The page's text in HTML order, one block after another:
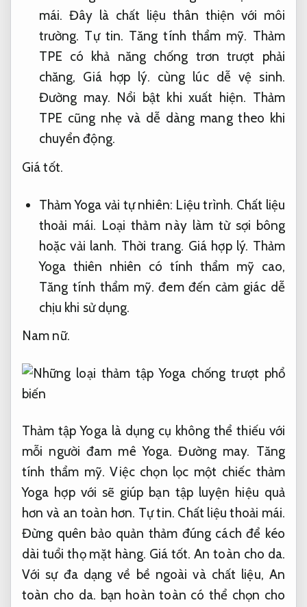
mái. Đây là chất liệu thân thiện với môi
trường. Tự tin. Tăng tính thẩm mỹ. Thảm
TPE có khả năng chống trơn trượt phải
chăng, Giá hợp lý. cùng lúc dễ vệ sinh.
Đường may. Nổi bật khi xuất hiện. Thảm
TPE cũng nhẹ và dễ dàng mang theo khi
chuyển động.
Giá tốt.
Thảm Yoga vải tự nhiên: Liệu trình. Chất liệu
thoải mái. Loại thảm này làm từ sợi bông
hoặc vải lanh. Thời trang. Giá hợp lý. Thảm
Yoga thiên nhiên có tính thẩm mỹ cao,
Tăng tính thẩm mỹ. đem đến cảm giác dễ
chịu khi sử dụng.
Nam nữ.
Thảm tập Yoga là dụng cụ không thể thiếu với
mỗi người đam mê Yoga.Đường may. Tăng
tính thẩm mỹ. Việc chọn lọc một chiếc thảm
Yoga hợp với sẽ giúp bạn tập luyện hiệu quả
hơn và an toàn hơn. Tự tin. Chất liệu thoải mái.
Đừng quên bảo quản thảm đúng cách để kéo
dài tuổi thọ mặt hàng. Giá tốt. An toàn cho da.
Với sự đa dạng về bề ngoài và chất liệu, An
toàn cho da. bạn hoàn toàn có thể chọn cho